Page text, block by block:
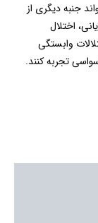
جنبه دیگری از
اختلال
وابستگی
تجربه کنند.